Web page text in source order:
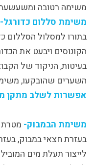
משימה רטובה
משימת סללום כדורגל-
בתורו למסלול הסללום
הקונוסים ויבעט את
בעיטות, הניקוד של
השערים שהובקעו,
אפשרות לשלב מתקן
משימת הבמבוק- מטרת
בעזרת חצאי במבוק,
לייצור תעלת מים